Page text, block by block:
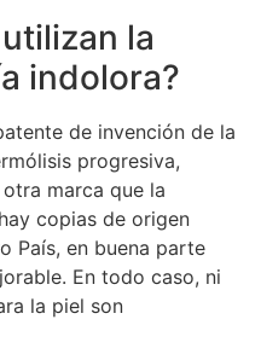
la
indolora?
de invención de la
progresiva,
marca que la
copias de origen
País, en buena parte
En todo caso, ni
la piel son